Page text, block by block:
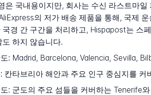
은 국내용이지만, 회사는 수신 라스트마
의 저가 배송 제품을 통해, 국제
국경 간 구간을 처리하고, Hispapost는 스
하지 않습니다.
: Madrid, Barcelona, Valencia, Sevilla,
칸타브리아 해안과 주요 인구 중심지를
: 군도의 주요 섬들을 커버하는 Tenerife